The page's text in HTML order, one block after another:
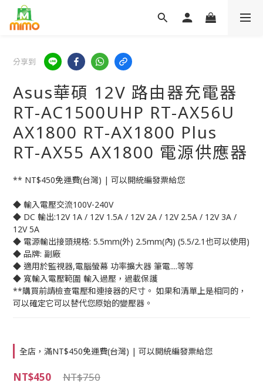
分享到
Asus華碩 12V 路由器充電器
RT-AC1500UHP RT-AX56U
AX1800 RT-AX1800 Plus
RT-AX55 AX1800 電源供應器
** NT$450免運費(台灣) | 可以開統編發票給您
◆ 輸入電壓交流100V-240V
◆ DC 輸出:12V 1A / 12V 1.5A / 12V 2A / 12V 2.5A / 12V 3A /
12V 5A
◆ 電源輸出接頭規格: 5.5mm(外) 2.5mm(內) (5.5/2.1也可以使用)
◆ 品牌: 副廠
◆ 適用於監視器,電腦螢幕 功率擴大器 筆電....等等
◆ 寬輸入電壓範圍 輸入過壓，過載保護
**購買前請檢查電壓和連接器的尺寸。 如果和清單上是相同的，
可以確定它可以替代您原始的變壓器。
全店，滿NT$450免運費(台灣) | 可以開統編發票給您
NT$750
NT$450